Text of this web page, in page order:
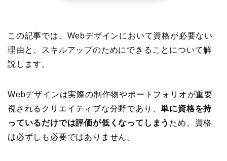
この記事では、Webデザインにおいて資格が必要ない
理由と、スキルアップのためにできることについて解
説します。
Webデザインは実際の制作物やポートフォリオが重要
視されるクリエイティブな分野であり、単に資格を持
っているだけでは評価が低くなってしまう ため、資格
は必ずしも必要ではありません。